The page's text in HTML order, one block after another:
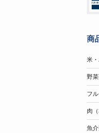
商
米
野菜
フ
肉（
魚